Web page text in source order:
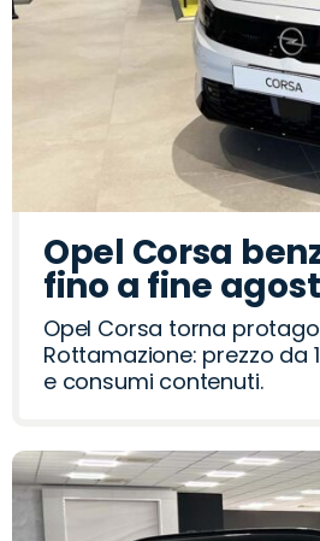
Opel Corsa
fino a fine
Opel Corsa torna
Rottamazione: prezzo da
e consumi contenuti.